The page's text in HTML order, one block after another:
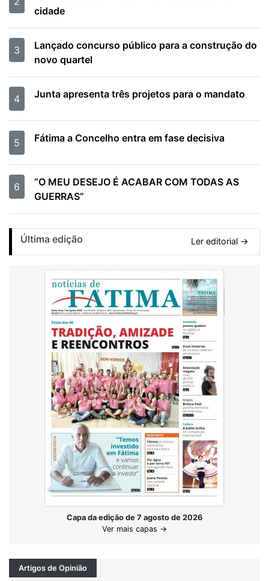
cidade
3
Lançado concurso público para a construção do
novo quartel
4 Junta apresenta três projetos para o mandato
5 Fátima a Concelho entra em fase decisiva
6
“O MEU DESEJO É ACABAR COM TODAS AS
GUERRAS”
Última edição Ler editorial →
Capa da edição de 7 agosto de 2026
Ver mais capas →
Artigos de Opinião